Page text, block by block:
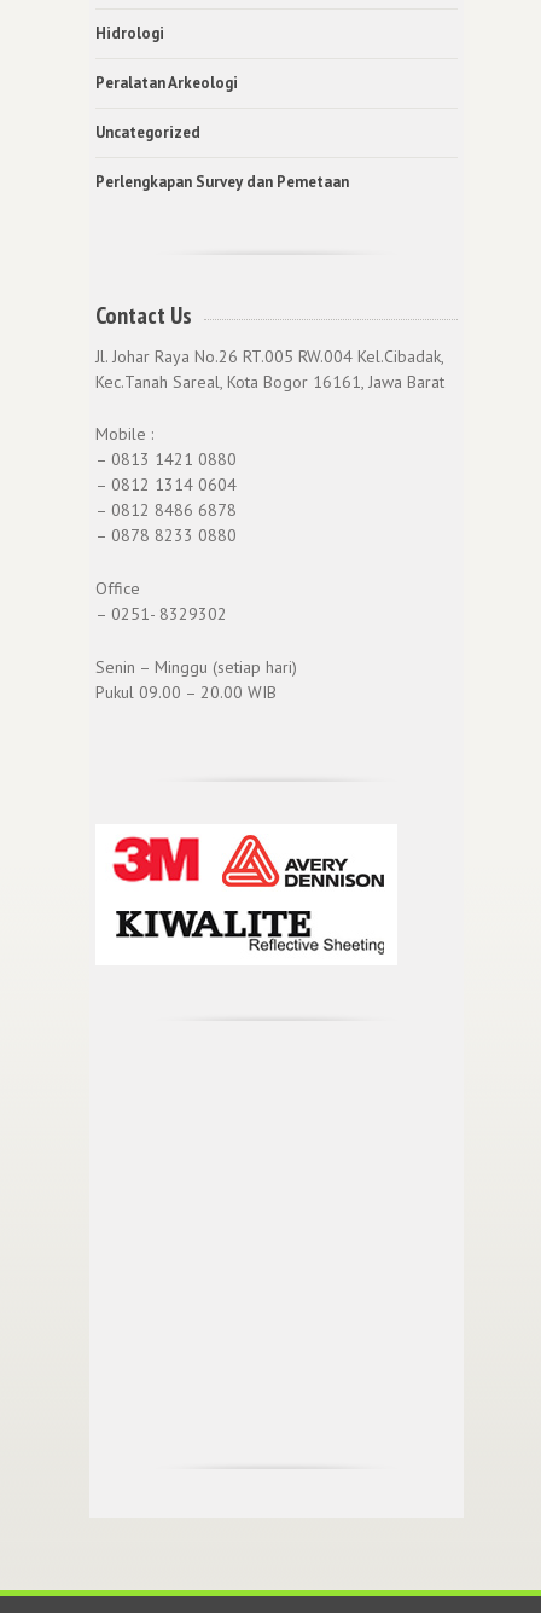
Hidrologi
Peralatan Arkeologi
Uncategorized
Perlengkapan Survey dan Pemetaan
Contact Us
Jl. Johar Raya No.26 RT.005 RW.004 Kel.Cibadak,
Kec.Tanah Sareal, Kota Bogor 16161, Jawa Barat
Mobile :
– 0813 1421 0880
– 0812 1314 0604
– 0812 8486 6878
– 0878 8233 0880
Office
– 0251- 8329302
Senin – Minggu (setiap hari)
Pukul 09.00 – 20.00 WIB